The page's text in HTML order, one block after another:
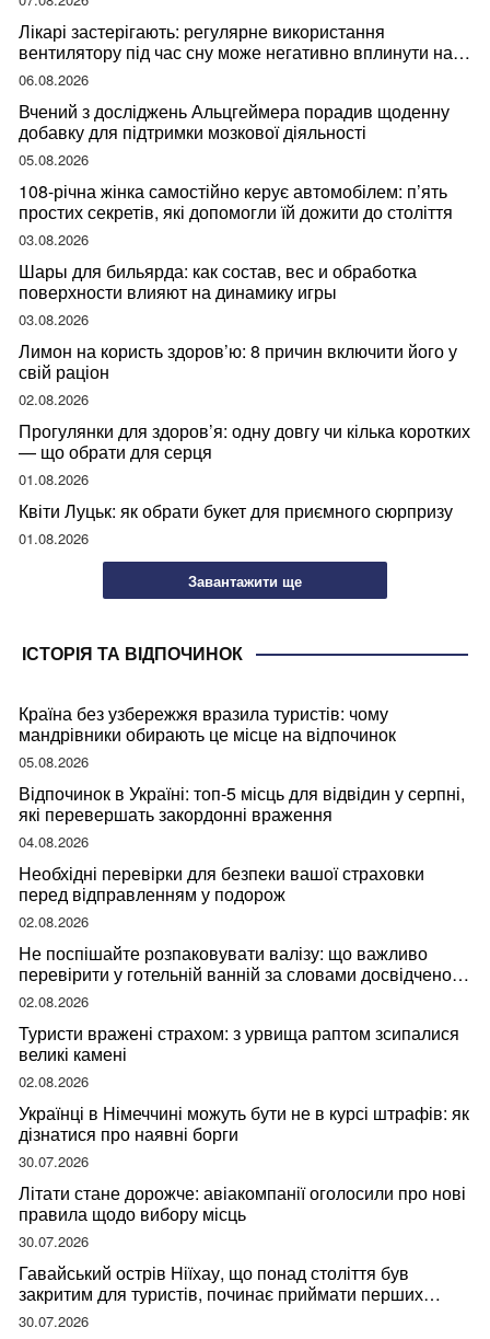
Лікарі застерігають: регулярне використання
вентилятору під час сну може негативно вплинути на
ваше здоров’я
06.08.2026
Вчений з досліджень Альцгеймера порадив щоденну
добавку для підтримки мозкової діяльності
05.08.2026
108-річна жінка самостійно керує автомобілем: п’ять
простих секретів, які допомогли їй дожити до століття
03.08.2026
Шары для бильярда: как состав, вес и обработка
поверхности влияют на динамику игры
03.08.2026
Лимон на користь здоров’ю: 8 причин включити його у
свій раціон
02.08.2026
Прогулянки для здоров’я: одну довгу чи кілька коротких
— що обрати для серця
01.08.2026
Квіти Луцьк: як обрати букет для приємного сюрпризу
01.08.2026
Завантажити ще
ІСТОРІЯ ТА ВІДПОЧИНОК
Країна без узбережжя вразила туристів: чому
мандрівники обирають це місце на відпочинок
05.08.2026
Відпочинок в Україні: топ-5 місць для відвідин у серпні,
які перевершать закордонні враження
04.08.2026
Необхідні перевірки для безпеки вашої страховки
перед відправленням у подорож
02.08.2026
Не поспішайте розпаковувати валізу: що важливо
перевірити у готельній ванній за словами досвідченої
мандрівниці
02.08.2026
Туристи вражені страхом: з урвища раптом зсипалися
великі камені
02.08.2026
Українці в Німеччині можуть бути не в курсі штрафів: як
дізнатися про наявні борги
30.07.2026
Літати стане дорожче: авіакомпанії оголосили про нові
правила щодо вибору місць
30.07.2026
Гавайський острів Ніїхау, що понад століття був
закритим для туристів, починає приймати перших
відвідувачів
30.07.2026